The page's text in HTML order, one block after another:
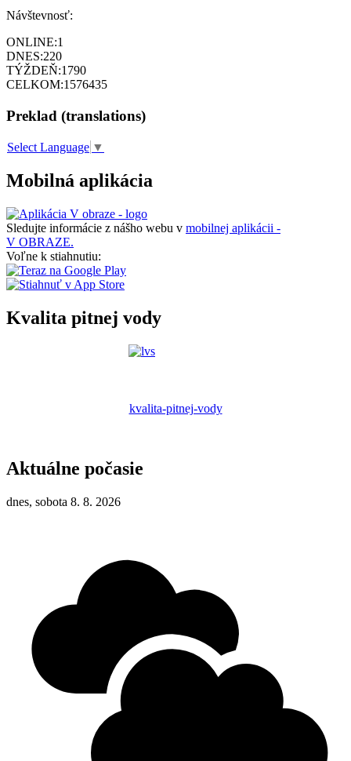
Návštevnosť:
ONLINE:1
DNES:220
TÝŽDEŇ:1790
CELKOM:1576435
Preklad (translations)
Select Language ▼
Mobilná aplikácia
Sledujte informácie z nášho webu v mobilnej aplikácii -
V OBRAZE.
Voľne k stiahnutiu:
Kvalita pitnej vody
kvalita-pitnej-vody
Aktuálne počasie
dnes, sobota 8. 8. 2026